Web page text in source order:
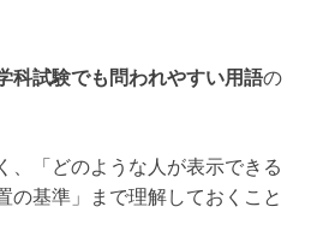
科試験でも問われやすい用語の
、「どのような人が表示できる
の基準」まで理解しておくこと